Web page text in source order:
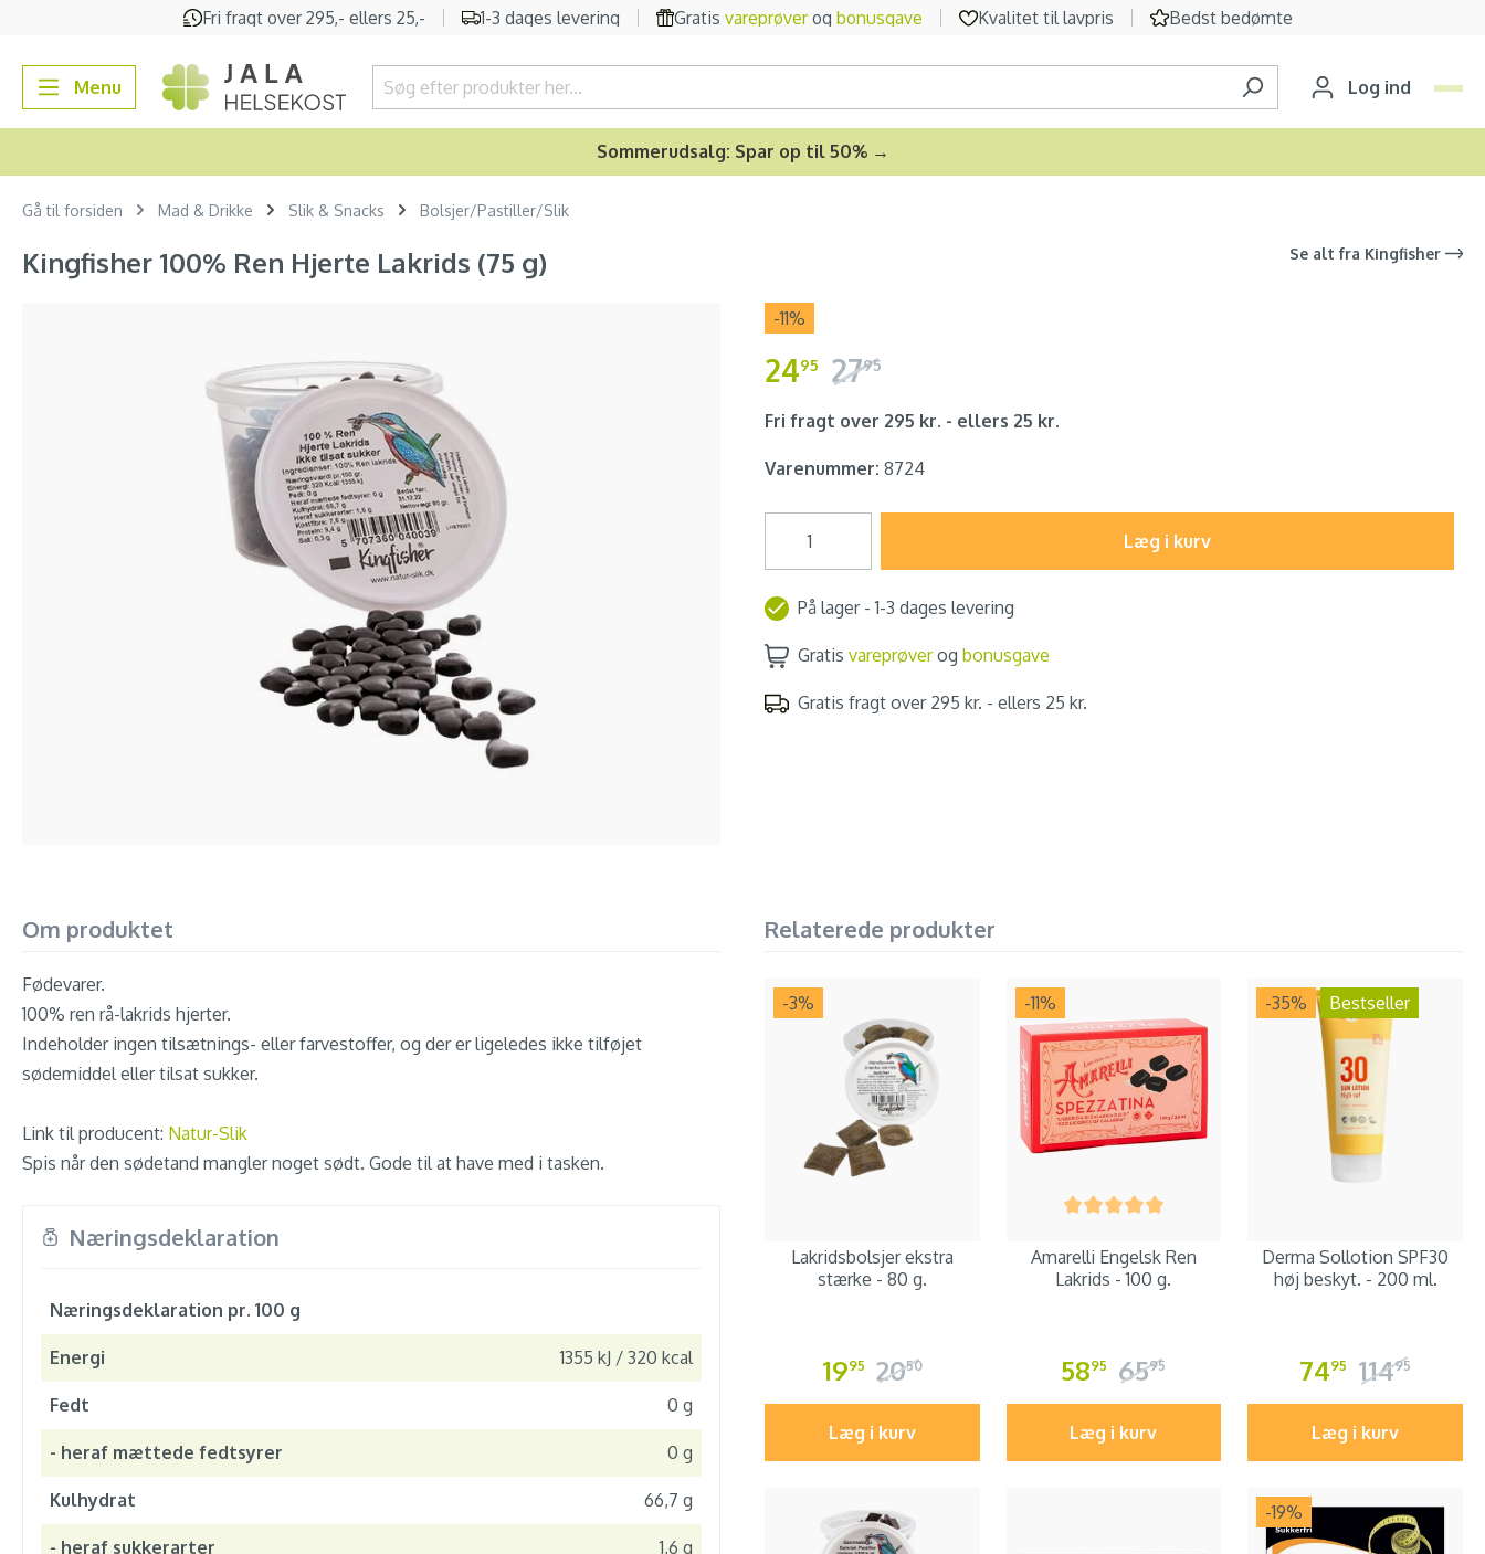
Gå til hovednavigationFri fragt over 295,- ellers 25,- 1-3 dages levering Gratisvareprøverogbonusgave Kvalitet til lavpris Bedst bedømte
Menu Log ind
Sommerudsalg: Spar op til 50% →
Gå til forsiden Mad & Drikke Slik & Snacks Bolsjer/Pastiller/Slik
Kingfisher 100% Ren Hjerte Lakrids (75 g) Se alt fra Kingfisher
-11%
2495 2795
Fri fragt over 295 kr. - ellers 25 kr.
Varenummer: 8724
Læg i kurv
På lager - 1-3 dages levering
Gratis vareprøverog bonusgave
Gratis fragt over 295 kr. - ellers 25 kr.
Om produktet
Fødevarer.
100% ren rå-lakrids hjerter.
Indeholder ingen tilsætnings- eller farvestoffer, og der er ligeledes ikke tilføjet
sødemiddel eller tilsat sukker.
Link til producent: Natur-Slik
Spis når den sødetand mangler noget sødt. Gode til at have med i tasken.
Næringsdeklaration
Næringsdeklaration pr. 100 g
Energi 1355 kJ / 320 kcal
Fedt 0 g
- heraf mættede fedtsyrer 0 g
Kulhydrat 66,7 g
- heraf sukkerarter 1,6 g
Relaterede produkter
-3%
Lakridsbolsjer ekstra
stærke - 80 g.
1995 2050
Læg i kurv
-11%
Amarelli Engelsk Ren
Lakrids - 100 g.
5895 6595
Læg i kurv
-35% Bestseller
Derma Sollotion SPF30
høj beskyt. - 200 ml.
7495 11495
Læg i kurv
-19%